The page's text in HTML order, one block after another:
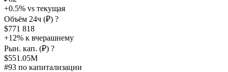
+0.5% vs текущая
Объём 24ч (₽) ?
$771 818
+12% к вчерашнему
Рын. кап. (₽) ?
$551.05M
#93 по капитализации